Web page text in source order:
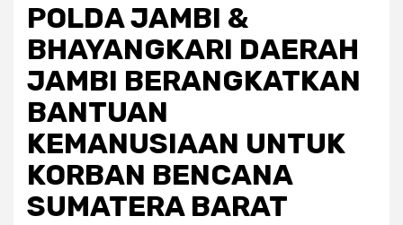
POLDA JAMBI &
BHAYANGKARI DAERAH
JAMBI BERANGKATKAN
BANTUAN
KEMANUSIAAN UNTUK
KORBAN BENCANA
SUMATERA BARAT